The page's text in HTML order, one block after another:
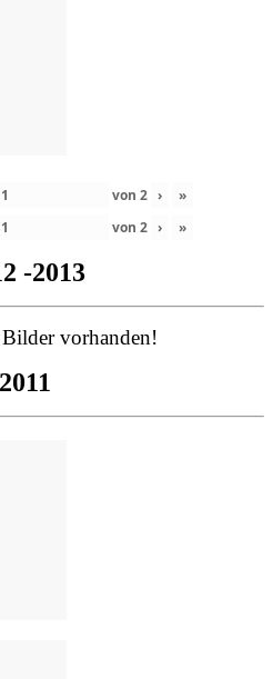
von 2 ›
»
von 2 › »
-2013
vorhanden!
2011